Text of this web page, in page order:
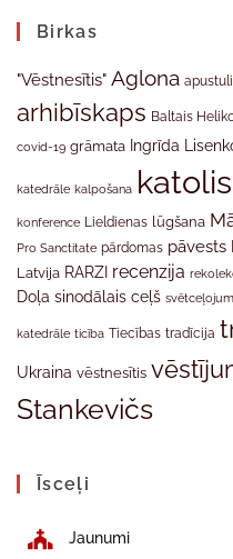
Birkas
"Vēstnesītis" Aglona
arhibīskaps Baltais
covid-19 grāmata Ingrīda
katedrāle kalpošana
konference Lieldienas lūgšana
Pro Sanctitate pārdomas pāvests
Latvija RARZI recenzija
Doļa sinodālais ceļš
katedrāle ticība Tiecības tradīcija
Ukraina vēstnesītis
Stankevičs
Īsceļi
Jaunumi